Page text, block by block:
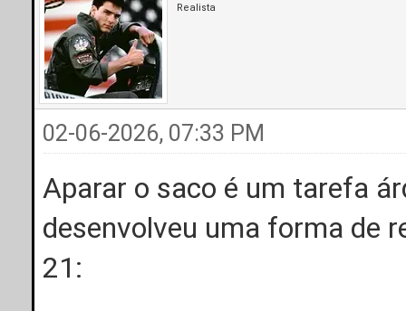
Realista
02-06-2026, 07:33 PM
Aparar o saco é um tarefa
desenvolveu uma forma de
21: